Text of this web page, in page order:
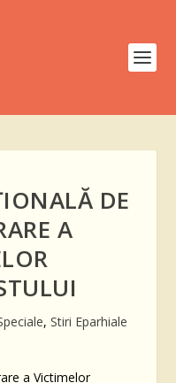
DE
A
, Stiri Eparhiale